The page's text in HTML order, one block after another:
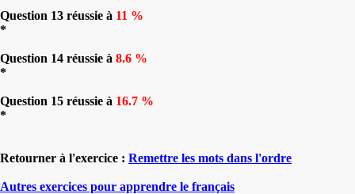
Question 13 réussie à 11 %
*
Question 14 réussie à 8.6 %
*
Question 15 réussie à 16.7 %
*
Retourner à l'exercice : Remettre les mots dans l'ordre
Autres exercices pour apprendre le français